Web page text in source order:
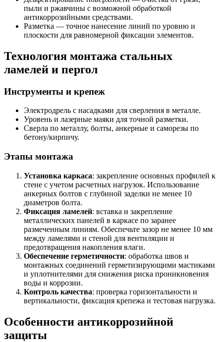
пыли и ржавчины с возможной обработкой
антикоррозийными средствами.
Разметка — точное нанесение линий по уровню и
плоскости для равномерной фиксации элементов.
Технология монтажа стальных
ламелей и пергол
Инструменты и крепеж
Электродрель с насадками для сверления в металле.
Уровень и лазерные маяки для точной разметки.
Сверла по металлу, болты, анкерные и саморезы по
бетону/кирпичу.
Этапы монтажа
Установка каркаса: закрепление основных профилей к
стене с учетом расчетных нагрузок. Использование
анкерных болтов с глубиной заделки не менее 10
диаметров болта.
Фиксация ламелей: вставка и закрепление
металлических панелей в каркасе по заранее
размеченным линиям. Обеспечьте зазор не менее 10 мм
между ламелями и стеной для вентиляции и
предотвращения накопления влаги.
Обеспечение герметичности: обработка швов и
монтажных соединений герметизирующими мастиками
и уплотнителями для снижения риска проникновения
воды и коррозии.
Контроль качества: проверка горизонтальности и
вертикальности, фиксация крепежа и тестовая нагрузка.
Особенности антикоррозийной
защиты